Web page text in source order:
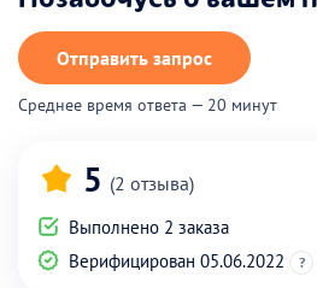
Отправить запрос
Среднее время ответа — 20 минут
5 (2 отзыва)
Выполнено 2 заказа
Верифицирован 05.06.2022
?